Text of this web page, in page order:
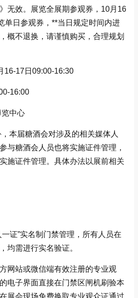
无效。展览全展期参观券，10月16
单日参观券，**当日规定时间内进
概不退换，请谨慎购买，合理规划
16-17日09:00-16:30
16:00
中心
本届糖酒会对涉及的相关媒体人
与糖酒会人员也将实施证件管理，
施证件管理。具体办法以展前相关
证”实名制门禁管理，所有人员在
均需进行实名验证。
网站或微信端有效注册的专业观
电子界面直接在门禁区闸机刷验本
展会现场免费换取专业观众证通过